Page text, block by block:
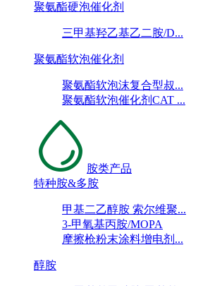
聚氨酯硬泡催化剂
三甲基羟乙基乙二胺/D...
聚氨酯软泡催化剂
聚氨酯软泡沫复合型叔...
聚氨酯软泡催化剂CAT ...
胺类产品
特种胺&多胺
甲基二乙醇胺 索尔维聚...
3-甲氧基丙胺/MOPA
摩擦枪粉末涂料增电剂...
醇胺